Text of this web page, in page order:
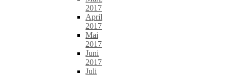
2017
April
2017
Mai
2017
Juni
2017
Juli